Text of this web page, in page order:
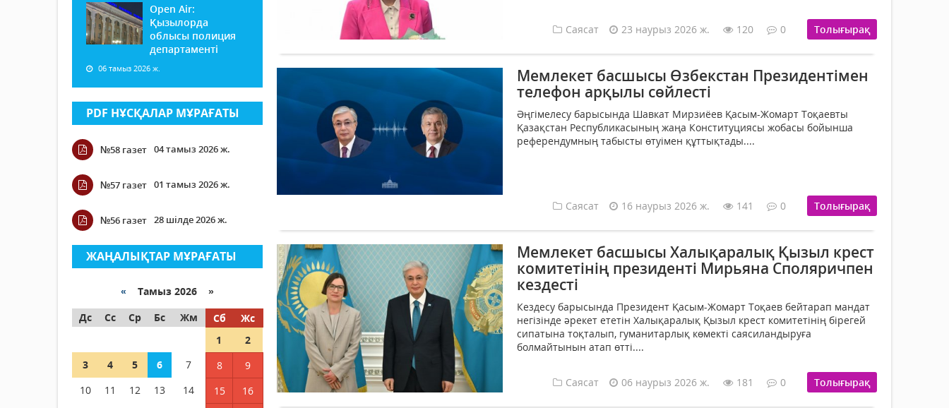
Open Air:
Қызылорда
облысы полиция
департаменті
06 тамыз 2026 ж.
PDF НҰСҚАЛАР МҰРАҒАТЫ
№58 газет 04 тамыз 2026 ж.
№57 газет 01 тамыз 2026 ж.
№56 газет 28 шілде 2026 ж.
ЖАҢАЛЫҚТАР МҰРАҒАТЫ
« Тамыз 2026 »
Дс
Сс Ср Бс Жм Сб
Жс
1
2
3
4 5 6 7 8
9
10
11 12 13 14 15
16
Саясат 23 наурыз 2026 ж. 120 0 Толығырақ
Мемлекет басшысы Өзбекстан Президентімен
телефон арқылы сөйлесті
Әңгімелесу барысында Шавкат Мирзиёев Қасым-Жомарт Тоқаевты
Қазақстан Республикасының жаңа Конституциясы жобасы бойынша
референдумның табысты өтуімен құттықтады....
Саясат 16 наурыз 2026 ж. 141 0 Толығырақ
Мемлекет басшысы Халықаралық Қызыл крест
комитетінің президенті Мирьяна Споляричпен
кездесті
Кездесу барысында Президент Қасым-Жомарт Тоқаев бейтарап мандат
негізінде әрекет ететін Халықаралық Қызыл крест комитетінің бірегей
сипатына тоқталып, гуманитарлық көмекті саясиландыруға
болмайтынын атап өтті....
Саясат 06 наурыз 2026 ж. 181 0 Толығырақ